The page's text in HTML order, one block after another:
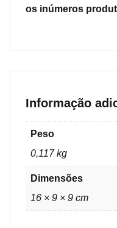
os inúmeros
Informação
Peso
0,117 kg
Dimensões
16 × 9 × 9 cm